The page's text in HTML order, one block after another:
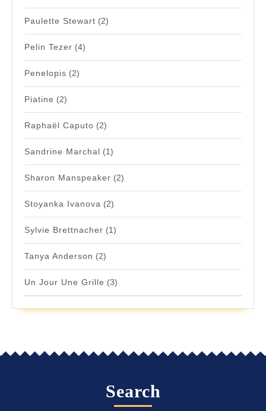
Paulette Stewart (2)
Pelin Tezer (4)
Penelopis (2)
Piatine (2)
Raphaël Caputo (2)
Sandrine Marchal (1)
Sharon Manspeaker (2)
Stoyanka Ivanova (2)
Sylvie Brettnacher (1)
Tanya Anderson (2)
Un Jour Une Grille (3)
Search